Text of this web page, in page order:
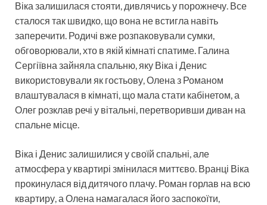
Віка залишилася стояти, дивлячись у порожнечу. Все
сталося так швидко, що вона не встигла навіть
заперечити. Родичі вже розпаковували сумки,
обговорювали, хто в якій кімнаті спатиме. Галина
Сергіївна зайняла спальню, яку Віка і Денис
використовували як гостьову, Олена з Романом
влаштувалася в кімнаті, що мала стати кабінетом, а
Олег розклав речі у вітальні, перетворивши диван на
спальне місце.
Віка і Денис залишилися у своїй спальні, але
атмосфера у квартирі змінилася миттєво. Вранці Віка
прокинулася від дитячого плачу. Роман горлав на всю
квартиру, а Олена намагалася його заспокоїти,